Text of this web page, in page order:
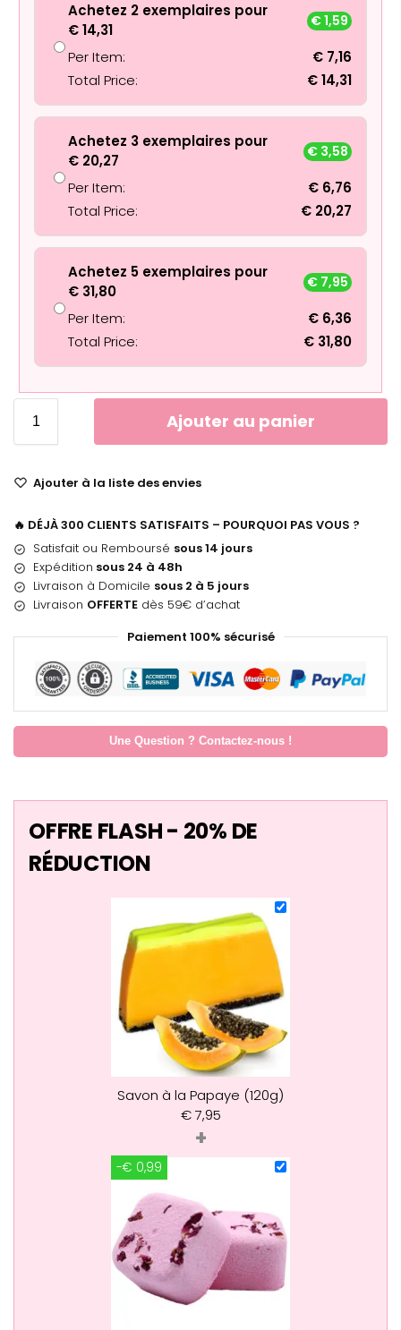
Achetez 2 exemplaires pour
€14,31
€1,59
Per Item: € 7,16
Total Price:
€14,31
Achetez 3 exemplaires pour
€ 20,27
€ 3,58
Per Item: € 6,76
Total Price:
€ 20,27
Achetez 5 exemplaires pour
€ 31,80
€ 7,95
Per Item: € 6,36
Total Price:
€ 31,80
Ajouter au panier
Ajouter à la liste des envies
🔥 DÉJÀ 300 CLIENTS SATISFAITS – POURQUOI PAS VOUS ?
Satisfait ou Remboursé sous 14 jours
Expédition sous 24 à 48h
Livraison à Domicile sous 2 à 5 jours
Livraison OFFERTE dès 59€ d’achat
Paiement 100% sécurisé
Une Question ? Contactez-nous !
OFFRE FLASH - 20% DE
RÉDUCTION
Savon à la Papaye (120g)
€7,95
+
-€ 0,99